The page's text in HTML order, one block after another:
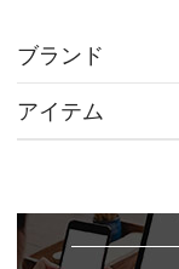
ブランド
アイテム